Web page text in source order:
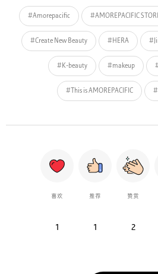
#Amorepacific #AMOREPACIFIC
#Create New Beauty #HERA
#K-beauty #makeup
#This is AMOREPACIFIC
喜欢
1
推荐
1
赞赏
2